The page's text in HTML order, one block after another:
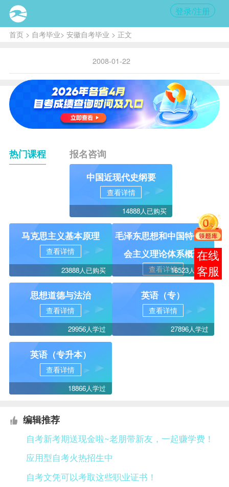
登录/注册
首页> 自考毕业> 安徽自考毕业 > 正文
2008-01-22
热门课程 报名咨询
中国近现代史纲要
查看详情
14888人已购买
马克思主义基本原理
查看详情
23888人已购买
毛泽东思想和中国特色社
会主义理论体系概论
查看详情16523人学过
思想道德与法治
查看详情
29956人学过
英语（专）
查看详情
27896人学过
英语（专升本）
查看详情
18866人学过
编辑推荐
自考新考期送现金啦~老朋带新友，一起赚学费！
应用型自考火热招生中
自考文凭可以考取这些职业证书！
在线
客服